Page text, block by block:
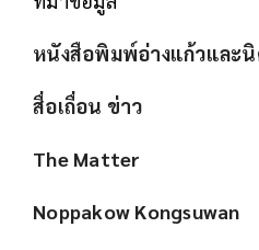
หนังสือพิมพ์อ่างแก้วและ
สื่อเถื่อน ข่าว
The Matter
Noppakow Kongsuwan